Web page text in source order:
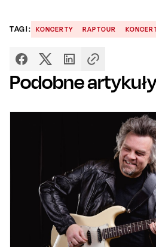
TAGI: KONCERTY RAPTOUR
Podobne